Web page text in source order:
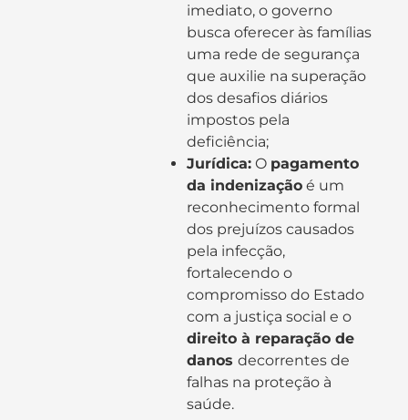
imediato, o governo
busca oferecer às famílias
uma rede de segurança
que auxilie na superação
dos desafios diários
impostos pela
deficiência;
Jurídica: O pagamento
da indenização é um
reconhecimento formal
dos prejuízos causados
pela infecção,
fortalecendo o
compromisso do Estado
com a justiça social e o
direito à reparação de
danos decorrentes de
falhas na proteção à
saúde.